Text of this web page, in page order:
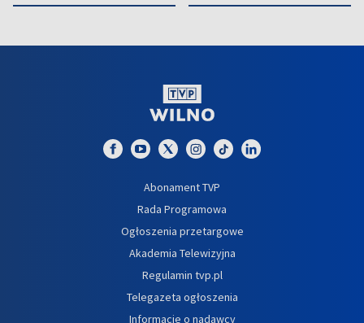
Abonament TVP
Rada Programowa
Ogłoszenia przetargowe
Akademia Telewizyjna
Regulamin tvp.pl
Telegazeta ogłoszenia
Informacje o nadawcy